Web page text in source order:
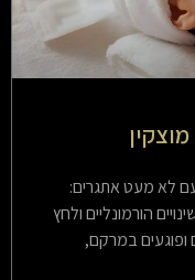
לא מעט אתגרים:
הורמונליים ולחץ
ופוגעים במרקם,